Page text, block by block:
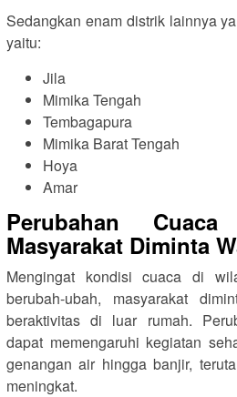
Sedangkan enam distrik lainnya
yaitu:
Jila
Mimika Tengah
Tembagapura
Mimika Barat Tengah
Hoya
Amar
Perubahan
Masyarakat Diminta
Mengingat kondisi cuaca di
berubah-ubah, masyarakat
beraktivitas di luar rumah.
dapat memengaruhi kegiatan
genangan air hingga banjir,
meningkat.